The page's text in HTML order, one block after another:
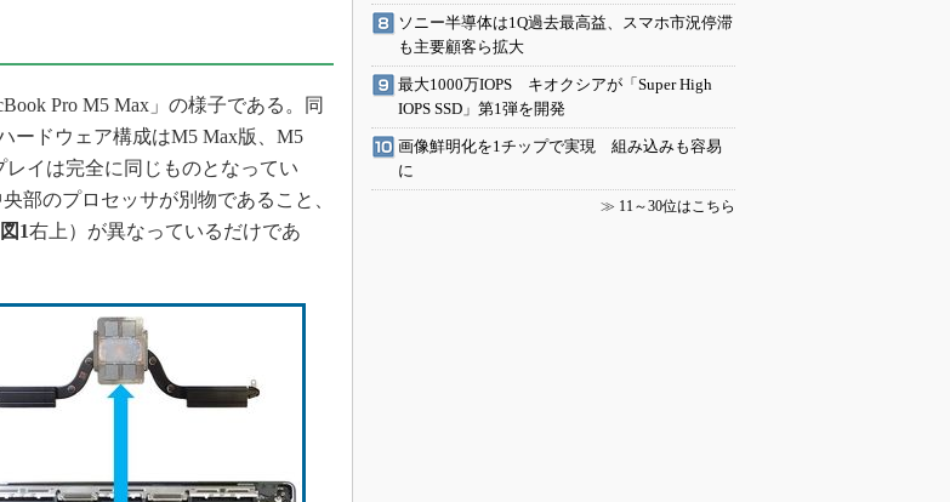
Pro M5 Max」の様子である。同
ードウェア構成はM5 Max版、M5
イは完全に同じものとなってい
部のプロセッサが別物であること、
図1右上）が異なっているだけであ
ソニー半導体は1Q過去最高益、スマホ市況停滞
も主要顧客ら拡大
最大1000万IOPS キオクシアが「Super High
IOPS SSD」第1弾を開発
画像鮮明化を1チップで実現 組み込みも容易
に
≫ 11～30位はこちら